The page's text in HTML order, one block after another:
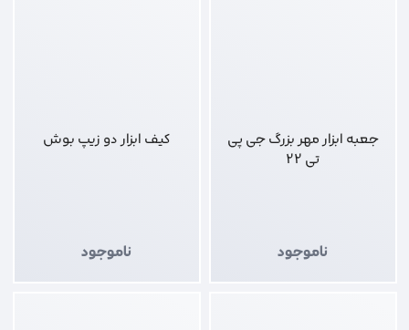
جعبه ابزار مهر بزرگ جی پی
تی 22
ناموجود
کیف ابزار دو زیپ بوش
ناموجود